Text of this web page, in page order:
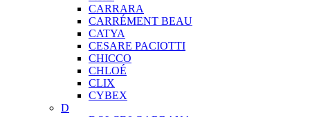
CARRARA
CARRÉMENT BEAU
CATYA
CESARE PACIOTTI
CHICCO
CHLOÉ
CLIX
CYBEX
D